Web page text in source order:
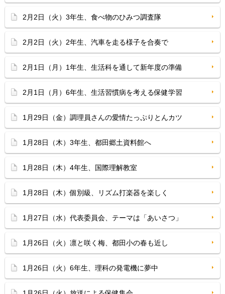
2月2日（火）3年生、食べ物のひみつ調査隊
2月2日（火）2年生、汽車を走る様子を合奏で
2月1日（月）1年生、生活科を通して新年度の準備
2月1日（月）6年生、生活習慣病を考える保健学習
1月29日（金）調理員さんの愛情たっぷりとんカツ
1月28日（木）3年生、都田郷土資料館へ
1月28日（木）4年生、国際理解教室
1月28日（木）個別級、リズム打楽器を楽しく
1月27日（水）代表委員会、テーマは「あいさつ」
1月26日（火）凛と咲く梅、都田小の春も近し
1月26日（火）6年生、理科の発電機に夢中